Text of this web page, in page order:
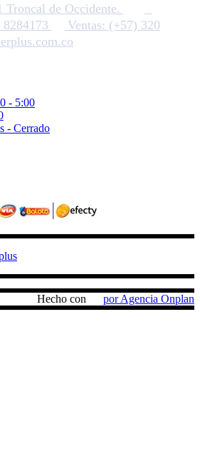
Troncal de Occidente.
Ventas: (+57) 320
- 5:00
- Cerrado
Hecho con por Agencia Onplan